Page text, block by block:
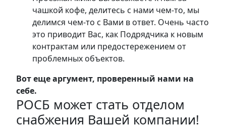
чашкой кофе, делитесь с нами чем-то, мы
делимся чем-то с Вами в ответ. Очень часто
это приводит Вас, как Подрядчика к новым
контрактам или предостережением от
проблемных объектов.
Вот еще аргумент, проверенный нами на
себе.
РОСБ может стать отделом
снабжения Вашей компании!